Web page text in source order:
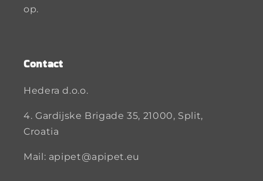
op.
Contact
Hedera d.o.o.
4. Gardijske Brigade 35, 21000, Split,
Croatia
Mail: apipet@apipet.eu